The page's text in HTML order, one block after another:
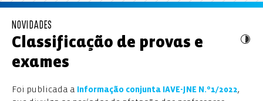
NOVIDADES
Classificação de provas e
exames
Foi publicada a Informação conjunta IAVE-JNE N.º1/2022,